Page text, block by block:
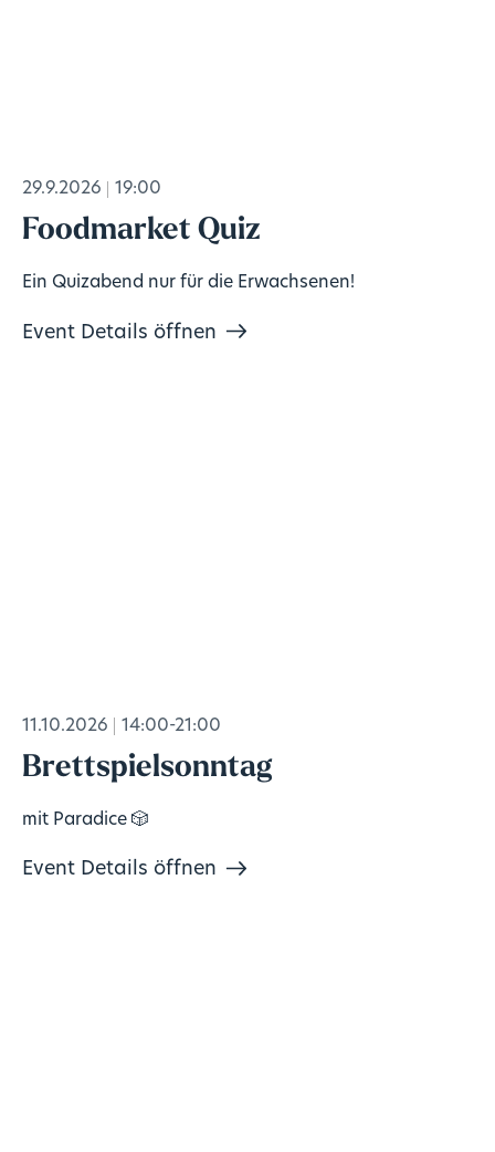
29.9.2026 19:00
Foodmarket Quiz
Ein Quizabend nur für die Erwachsenen!
Event Details öffnen
11.10.2026 14:00-21:00
Brettspielsonntag
mit Paradice 🎲
Event Details öffnen